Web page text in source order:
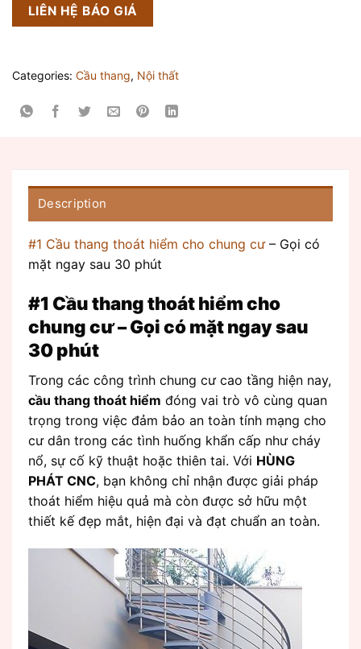
LIÊN HỆ BÁO GIÁ
Categories: Cầu thang, Nội thất
Description
#1 Cầu thang thoát hiểm cho chung cư– Gọi có
mặt ngay sau 30 phút
#1 Cầu thang thoát hiểm cho
chung cư – Gọi có mặt ngay sau
30 phút
Trong các công trình chung cư cao tầng hiện nay,
cầu thang thoát hiểm đóng vai trò vô cùng quan
trọng trong việc đảm bảo an toàn tính mạng cho
cư dân trong các tình huống khẩn cấp như cháy
nổ, sự cố kỹ thuật hoặc thiên tai. Với HÙNG
PHÁT CNC, bạn không chỉ nhận được giải pháp
thoát hiểm hiệu quả mà còn được sở hữu một
thiết kế đẹp mắt, hiện đại và đạt chuẩn an toàn.